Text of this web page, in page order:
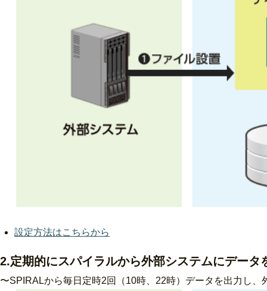
設定方法はこちらから
2.定期的にスパイラルから外部システムにデータ
〜SPIRALから毎日定時2回（10時、22時）データを出力し